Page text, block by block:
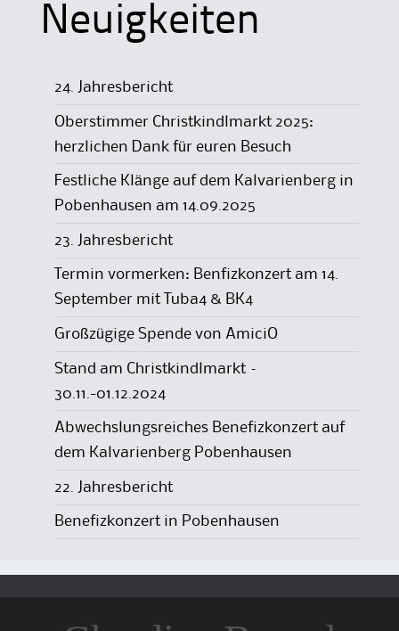
Neuigkeiten
24. Jahresbericht
Oberstimmer Christkindlmarkt 2025:
herzlichen Dank für euren Besuch
Festliche Klänge auf dem Kalvarienberg in
Pobenhausen am 14.09.2025
23. Jahresbericht
Termin vormerken: Benfizkonzert am 14.
September mit Tuba4 & BK4
Großzügige Spende von AmiciO
Stand am Christkindlmarkt –
30.11.-01.12.2024
Abwechslungsreiches Benefizkonzert auf
dem Kalvarienberg Pobenhausen
22. Jahresbericht
Benefizkonzert in Pobenhausen